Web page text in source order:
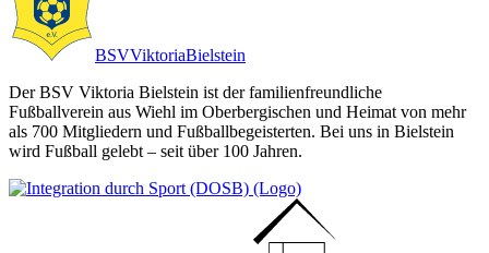
BSVViktoriaBielstein
Der BSV Viktoria Bielstein ist der familienfreundliche
Fußballverein aus Wiehl im Oberbergischen und Heimat von mehr
als 700 Mitgliedern und Fußballbegeisterten. Bei uns in Bielstein
wird Fußball gelebt – seit über 100 Jahren.